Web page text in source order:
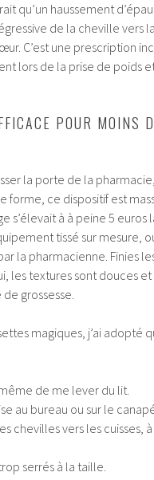
qu’un haussement
de la cheville vers
C’est une prescription
lors de la prise de poids
POUR MOINS
la porte de la
forme, ce dispositif est
s’élevait à à peine 5 euros
tissé sur mesure,
la pharmacienne. Finies
les textures sont douces
grossesse.
magiques, j’ai adopté
de me lever du lit.
au bureau ou sur le
chevilles vers les cuisses,
serrés à la taille.